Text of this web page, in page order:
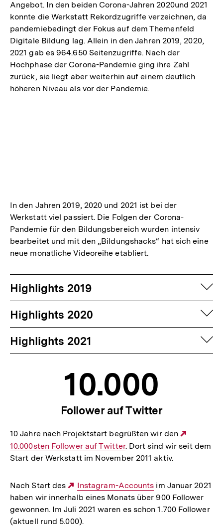
Angebot. In den beiden Corona-Jahren 2020und 2021
konnte die Werkstatt Rekordzugriffe verzeichnen, da
pandemiebedingt der Fokus auf dem Themenfeld
Digitale Bildung lag. Allein in den Jahren 2019, 2020,
2021 gab es 964.650 Seitenzugriffe. Nach der
Hochphase der Corona-Pandemie ging ihre Zahl
zurück, sie liegt aber weiterhin auf einem deutlich
höheren Niveau als vor der Pandemie.
In den Jahren 2019, 2020 und 2021 ist bei der
Werkstatt viel passiert. Die Folgen der Corona-
Pandemie für den Bildungsbereich wurden intensiv
bearbeitet und mit den „Bildungshacks“ hat sich eine
neue monatliche Videoreihe etabliert.
Highlights 2019
Highlights 2020
Highlights 2021
10.000
Follower auf Twitter
10 Jahre nach Projektstart begrüßten wir den
Link:
10.000sten Follower auf Twitter. Dort sind wir seit dem
Start der Werkstatt im November 2011 aktiv.
Nach Start des
Externer
Link:
Instagram-Accounts im Januar 2021
haben wir innerhalb eines Monats über 900 Follower
gewonnen. Im Juli 2021 waren es schon 1.700 Follower
(aktuell rund 5.000).